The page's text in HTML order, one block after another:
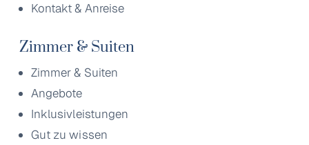
Kontakt & Anreise
Zimmer & Suiten
Zimmer & Suiten
Angebote
Inklusivleistungen
Gut zu wissen